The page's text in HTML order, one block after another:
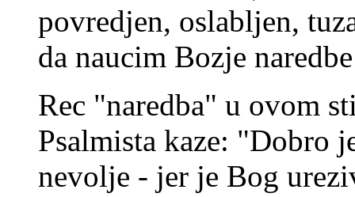
povredjen, oslabljen,
da naucim Bozje
Rec "naredba" u ovom
Psalmista kaze: "Dobro
nevolje - jer je Bog